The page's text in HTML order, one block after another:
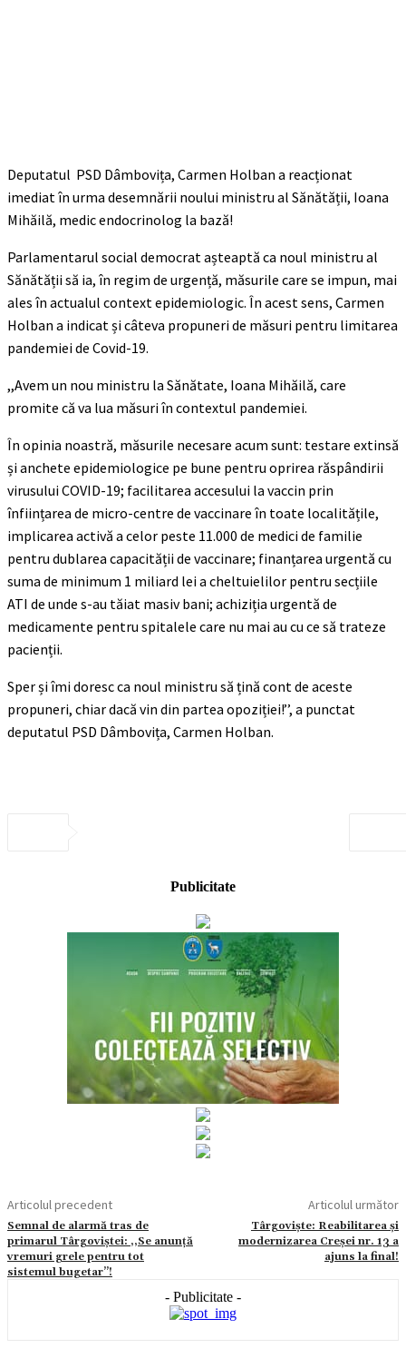
Deputatul PSD Dâmbovița, Carmen Holban a reacționat
imediat în urma desemnării noului ministru al Sănătății, Ioana
Mihăilă, medic endocrinolog la bază!
Parlamentarul social democrat așteaptă ca noul ministru al
Sănătății să ia, în regim de urgență, măsurile care se impun, mai
ales în actualul context epidemiologic. În acest sens, Carmen
Holban a indicat și câteva propuneri de măsuri pentru limitarea
pandemiei de Covid-19.
,,Avem un nou ministru la Sănătate, Ioana Mihăilă, care
promite că va lua măsuri în contextul pandemiei.
În opinia noastră, măsurile necesare acum sunt: testare extinsă
și anchete epidemiologice pe bune pentru oprirea răspândirii
virusului COVID-19; facilitarea accesului la vaccin prin
înființarea de micro-centre de vaccinare în toate localitățile,
implicarea activă a celor peste 11.000 de medici de familie
pentru dublarea capacității de vaccinare; finanțarea urgentă cu
suma de minimum 1 miliard lei a cheltuielilor pentru secțiile
ATI de unde s-au tăiat masiv bani; achiziția urgentă de
medicamente pentru spitalele care nu mai au cu ce să trateze
pacienții.
Sper și îmi doresc ca noul ministru să țină cont de aceste
propuneri, chiar dacă vin din partea opoziției!’’, a punctat
deputatul PSD Dâmbovița, Carmen Holban.
Publicitate
Articolul precedent
Semnal de alarmă tras de
primarul Târgoviștei: ,,Se anunță
vremuri grele pentru tot
sistemul bugetar’’!
Articolul următor
Târgoviște: Reabilitarea și
modernizarea Creșei nr. 13 a
ajuns la final!
- Publicitate -